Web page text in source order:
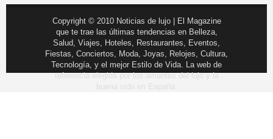
Copyright © 2010 Noticias de lujo | El Magazine
que te trae las últimas tendencias en Belleza,
Salud, Viajes, Hoteles, Restaurantes, Eventos,
Fiestas, Conciertos, Moda, Joyas, Relojes, Cultura,
Tecnología, y el mejor Estilo de Vida. La web de
referencia elegida por los amantes del lujo y la